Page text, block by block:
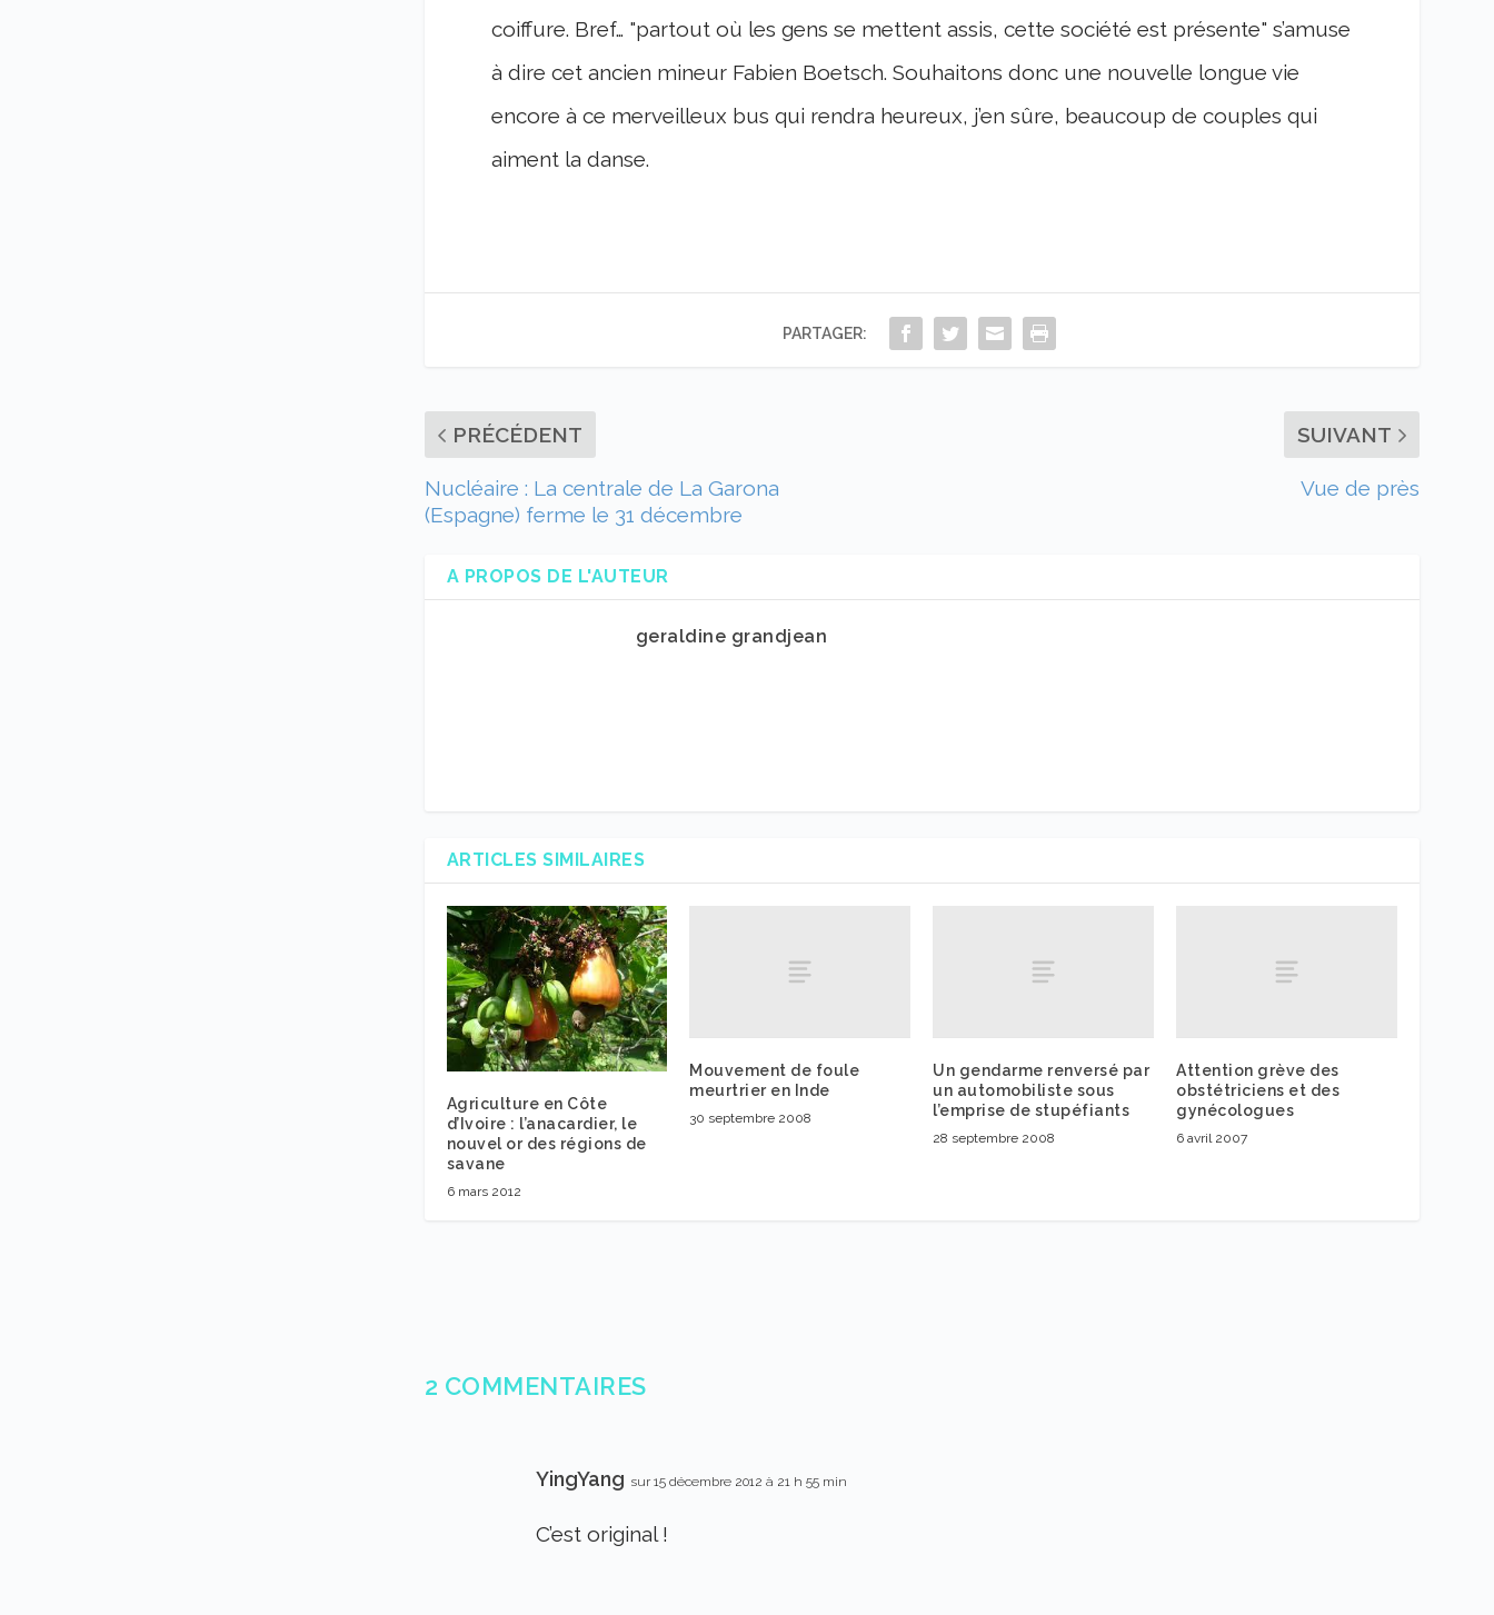
coiffure. Bref… "partout où les gens se mettent assis, cette société est présente" s’amuse
à dire cet ancien mineur Fabien Boetsch. Souhaitons donc une nouvelle longue vie
encore à ce merveilleux bus qui rendra heureux, j’en sûre, beaucoup de couples qui
aiment la danse.
PARTAGER:
PRÉCÉDENT
Nucléaire : La centrale de La Garona
(Espagne) ferme le 31 décembre
SUIVANT
Vue de près
A PROPOS DE L'AUTEUR
geraldine grandjean
ARTICLES SIMILAIRES
Agriculture en Côte
d’Ivoire : l’anacardier, le
nouvel or des régions de
savane
6 mars 2012
Mouvement de foule
meurtrier en Inde
30 septembre 2008
Un gendarme renversé par
un automobiliste sous
l’emprise de stupéfiants
28 septembre 2008
Attention grève des
obstétriciens et des
gynécologues
6 avril 2007
2 COMMENTAIRES
YingYang sur 15 décembre 2012 à 21 h 55 min
C’est original !